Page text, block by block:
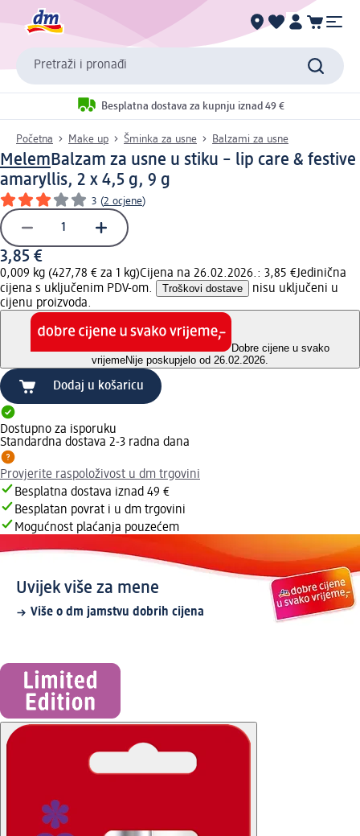
Pretraži i pronađi
Besplatna dostava za kupnju iznad 49 €
Početna Make up Šminka za usne Balzami za usne
MelemBalzam za usne u stiku – lip care & festive
amaryllis, 2 x 4,5 g, 9 g
3 (2 ocjene)
3,85 €
0,009 kg (427,78 € za 1 kg)Cijena na 26.02.2026.: 3,85 €Jedinična
cijena s uključenim PDV-om.
Troškovi dostave
nisu uključeni u
cijenu proizvoda.
Dobre cijene u svako
vrijemeNije poskupjelo od 26.02.2026.
Dodaj u košaricu
Dostupno za isporuku
Standardna dostava 2-3 radna dana
Provjerite raspoloživost u dm trgovini
Besplatna dostava iznad 49 €
Besplatan povrat i u dm trgovini
Mogućnost plaćanja pouzećem
Uvijek više za mene
Više o dm jamstvu dobrih cijena